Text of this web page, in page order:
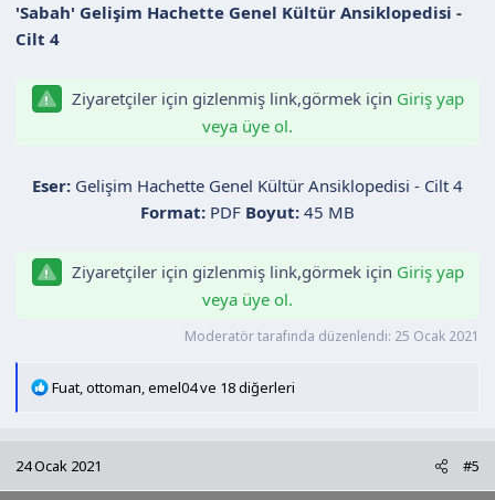
'Sabah' Gelişim Hachette Genel Kültür Ansiklopedisi -
Cilt 4
Ziyaretçiler için gizlenmiş link,görmek için Giriş yap
veya üye ol.
Eser: Gelişim Hachette Genel Kültür Ansiklopedisi - Cilt 4
Format: PDF Boyut: 45 MB
Ziyaretçiler için gizlenmiş link,görmek için Giriş yap
veya üye ol.
Moderatör tarafında düzenlendi: 25 Ocak 2021
T
i
Fuat,ottoman,emel04ve 18 diğerleri
24 Ocak 2021 #5